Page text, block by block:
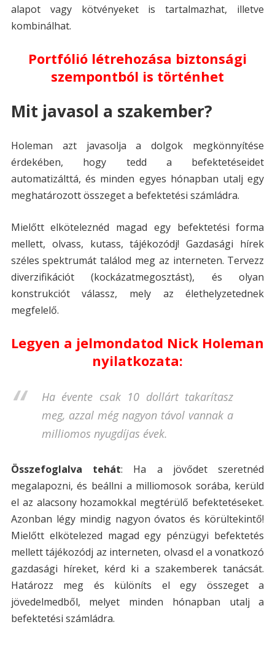
alapot vagy kötvényeket is tartalmazhat, illetve
kombinálhat.
Portfólió létrehozása biztonsági
szempontból is történhet
Mit javasol a szakember?
Holeman azt javasolja a dolgok megkönnyítése
érdekében, hogy tedd a befektetéseidet
automatizálttá, és minden egyes hónapban utalj egy
meghatározott összeget a befektetési számládra.
Mielőtt elköteleznéd magad egy befektetési forma
mellett, olvass, kutass, tájékozódj! Gazdasági hírek
széles spektrumát találod meg az interneten. Tervezz
diverzifikációt (kockázatmegosztást), és olyan
konstrukciót válassz, mely az élethelyzetednek
megfelelő.
Legyen a jelmondatod Nick Holeman
nyilatkozata:
Ha évente csak 10 dollárt takarítasz
meg, azzal még nagyon távol vannak a
milliomos nyugdíjas évek.
Összefoglalva tehát: Ha a jövődet szeretnéd
megalapozni, és beállni a milliomosok sorába, kerüld
el az alacsony hozamokkal megtérülő befektetéseket.
Azonban légy mindig nagyon óvatos és körültekintő!
Mielőtt elkötelezed magad egy pénzügyi befektetés
mellett tájékozódj az interneten, olvasd el a vonatkozó
gazdasági híreket, kérd ki a szakemberek tanácsát.
Határozz meg és különíts el egy összeget a
jövedelmedből, melyet minden hónapban utalj a
befektetési számládra.